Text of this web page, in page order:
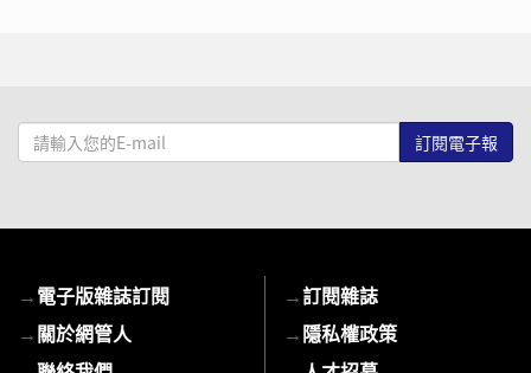
請
輸
mail
→電子版雜誌訂閱
→關於網管人
→訂閱雜誌
→隱私權政策